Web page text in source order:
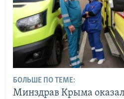
БОЛЬШЕ ПО ТЕМЕ:
Минздрав Крыма